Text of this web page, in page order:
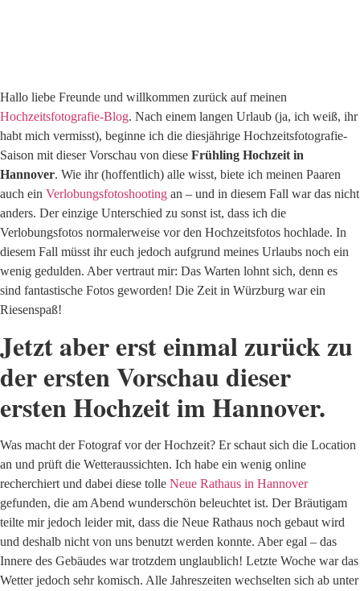
Hallo liebe Freunde und willkommen zurück auf meinen
Hochzeitsfotografie-Blog. Nach einem langen Urlaub (ja, ich weiß, ihr
habt mich vermisst), beginne ich die diesjährige Hochzeitsfotografie-
Saison mit dieser Vorschau von diese Frühling Hochzeit in
Hannover. Wie ihr (hoffentlich) alle wisst, biete ich meinen Paaren
auch ein Verlobungsfotoshooting an – und in diesem Fall war das nicht
anders. Der einzige Unterschied zu sonst ist, dass ich die
Verlobungsfotos normalerweise vor den Hochzeitsfotos hochlade. In
diesem Fall müsst ihr euch jedoch aufgrund meines Urlaubs noch ein
wenig gedulden. Aber vertraut mir: Das Warten lohnt sich, denn es
sind fantastische Fotos geworden! Die Zeit in Würzburg war ein
Riesenspaß!
Jetzt aber erst einmal zurück zu
der ersten Vorschau dieser
ersten Hochzeit im Hannover.
Was macht der Fotograf vor der Hochzeit? Er schaut sich die Location
an und prüft die Wetteraussichten. Ich habe ein wenig online
recherchiert und dabei diese tolle Neue Rathaus in Hannover
gefunden, die am Abend wunderschön beleuchtet ist. Der Bräutigam
teilte mir jedoch leider mit, dass die Neue Rathaus noch gebaut wird
und deshalb nicht von uns benutzt werden konnte. Aber egal – das
Innere des Gebäudes war trotzdem unglaublich! Letzte Woche war das
Wetter jedoch sehr komisch. Alle Jahreszeiten wechselten sich ab unter